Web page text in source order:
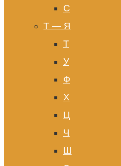
С
Т — Я
Т
У
Ф
Х
Ц
Ч
Ш